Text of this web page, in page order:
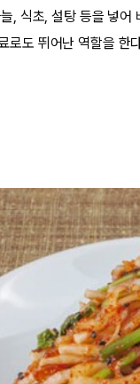
, 식초, 설탕 등을 넣
로도 뛰어난 역할을